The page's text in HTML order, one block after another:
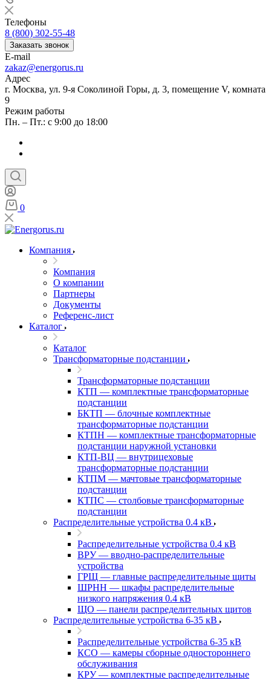
Телефоны
8 (800) 302-55-48
Заказать звонок
E-mail
zakaz@energorus.ru
Адрес
г. Москва, ул. 9-я Соколиной Горы, д. 3, помещение V, комната
9
Режим работы
Пн. – Пт.: с 9:00 до 18:00
0
Компания
Компания
О компании
Партнеры
Документы
Референс-лист
Каталог
Каталог
Трансформаторные подстанции
Трансформаторные подстанции
КТП — комплектные трансформаторные
подстанции
БКТП — блочные комплектные
трансформаторные подстанции
КТПН — комплектные трансформаторные
подстанции наружной установки
КТП-ВЦ — внутрицеховые
трансформаторные подстанции
КТПМ — мачтовые трансформаторные
подстанции
КТПС — столбовые трансформаторные
подстанции
Распределительные устройства 0.4 кВ
Распределительные устройства 0.4 кВ
ВРУ — вводно-распределительные
устройства
ГРЩ — главные распределительные щиты
ШРНН — шкафы распределительные
низкого напряжения 0.4 кВ
ЩО — панели распределительных щитов
Распределительные устройства 6-35 кВ
Распределительные устройства 6-35 кВ
КСО — камеры сборные одностороннего
обслуживания
КРУ — комплектные распределительные